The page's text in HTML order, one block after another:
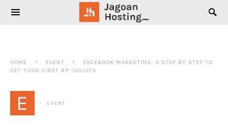
SEARCH FOR:
HOME EVENT
FACEBOOK MARKETING: A STEP BY STEP TO
GET YOUR FIRST RP 100JUTA
E EVENT